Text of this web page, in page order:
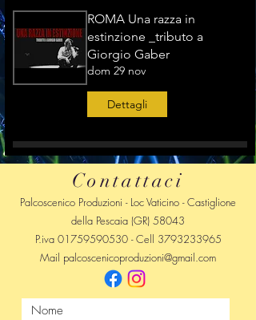
ROMA Una razza in
estinzione _tributo a
Giorgio Gaber
dom 29 nov
Dettagli
Contattaci
Palcoscenico Produzioni - Loc Vaticino - Castiglione
della Pescaia (GR) 58043
P.iva 01759590530- Cell 3793233965
Mail palcoscenicoproduzioni@gmail.com